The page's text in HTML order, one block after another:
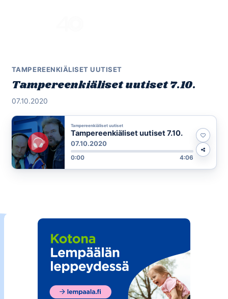
TAMPEREENKIÄLISET UUTISET
Tampereenkiäliset uutiset 7.10.
07.10.2020
Tampereenkiäliset uutiset
Tampereenkiäliset uutiset 7.10.
07.10.2020
0:00 4:06